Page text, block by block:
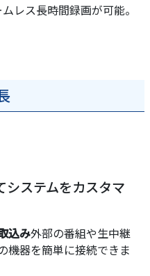
レス長時間録画が可能。
システムをカスタマ
込み外部の番組や生中継
機器を簡単に接続できま